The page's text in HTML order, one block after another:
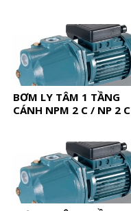
BƠM LY TÂM 1 TẦNG
CÁNH NPM 2 C / NP 2 C